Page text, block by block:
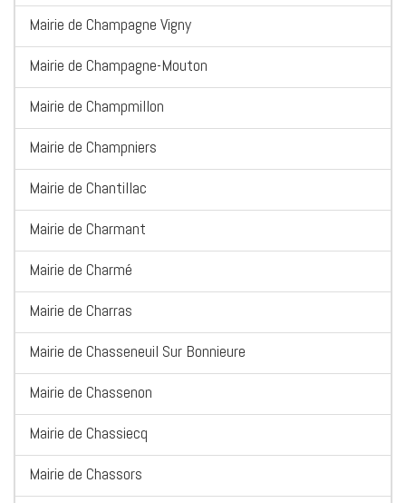
Mairie de Champagne Vigny
Mairie de Champagne-Mouton
Mairie de Champmillon
Mairie de Champniers
Mairie de Chantillac
Mairie de Charmant
Mairie de Charmé
Mairie de Charras
Mairie de Chasseneuil Sur Bonnieure
Mairie de Chassenon
Mairie de Chassiecq
Mairie de Chassors